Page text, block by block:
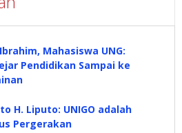
Mahasiswa UNG:
Pendidikan Sampai ke
H. Liputo: UNIGO adalah
Pergerakan